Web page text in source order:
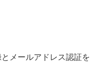
メールアドレス認証を